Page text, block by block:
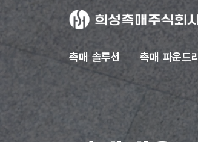
촉매 솔루션 촉매 파운드리